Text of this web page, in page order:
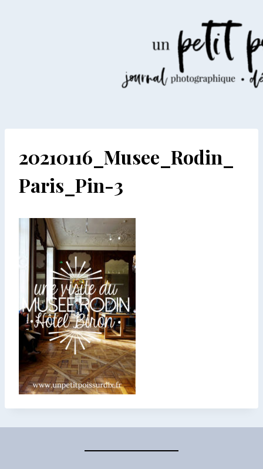
20210116_Musee_Rodin_
Paris_Pin-3